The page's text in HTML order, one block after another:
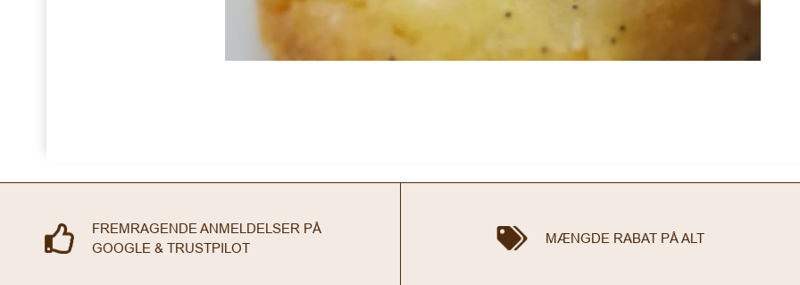
FREMRAGENDE ANMELDELSER PÅ
GOOGLE & TRUSTPILOT
MÆNGDE RABAT PÅ ALT